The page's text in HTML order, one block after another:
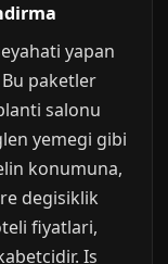
yapan
paketler
salonu
yemegi gibi
konumuna,
degisiklik
fiyatlari,
Is